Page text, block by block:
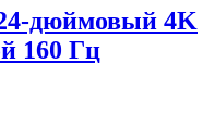
дюймовый 4K
160 Гц